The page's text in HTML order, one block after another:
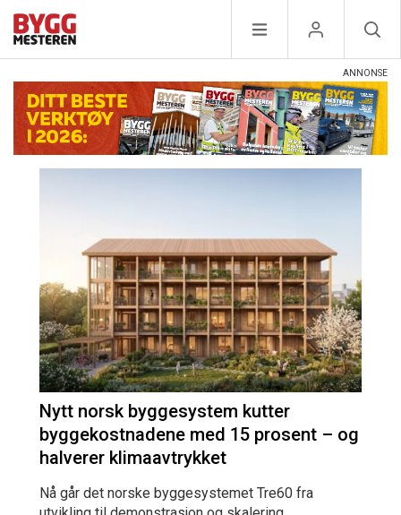
Nytt norsk byggesystem kutter
byggekostnadene med 15 prosent – og
halverer klimaavtrykket
Nå går det norske byggesystemet Tre60 fra